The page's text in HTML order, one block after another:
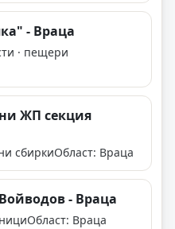
- Враца
· пещери
ЖП секция
сбиркиОбласт: Враца
- Враца
Област: Враца